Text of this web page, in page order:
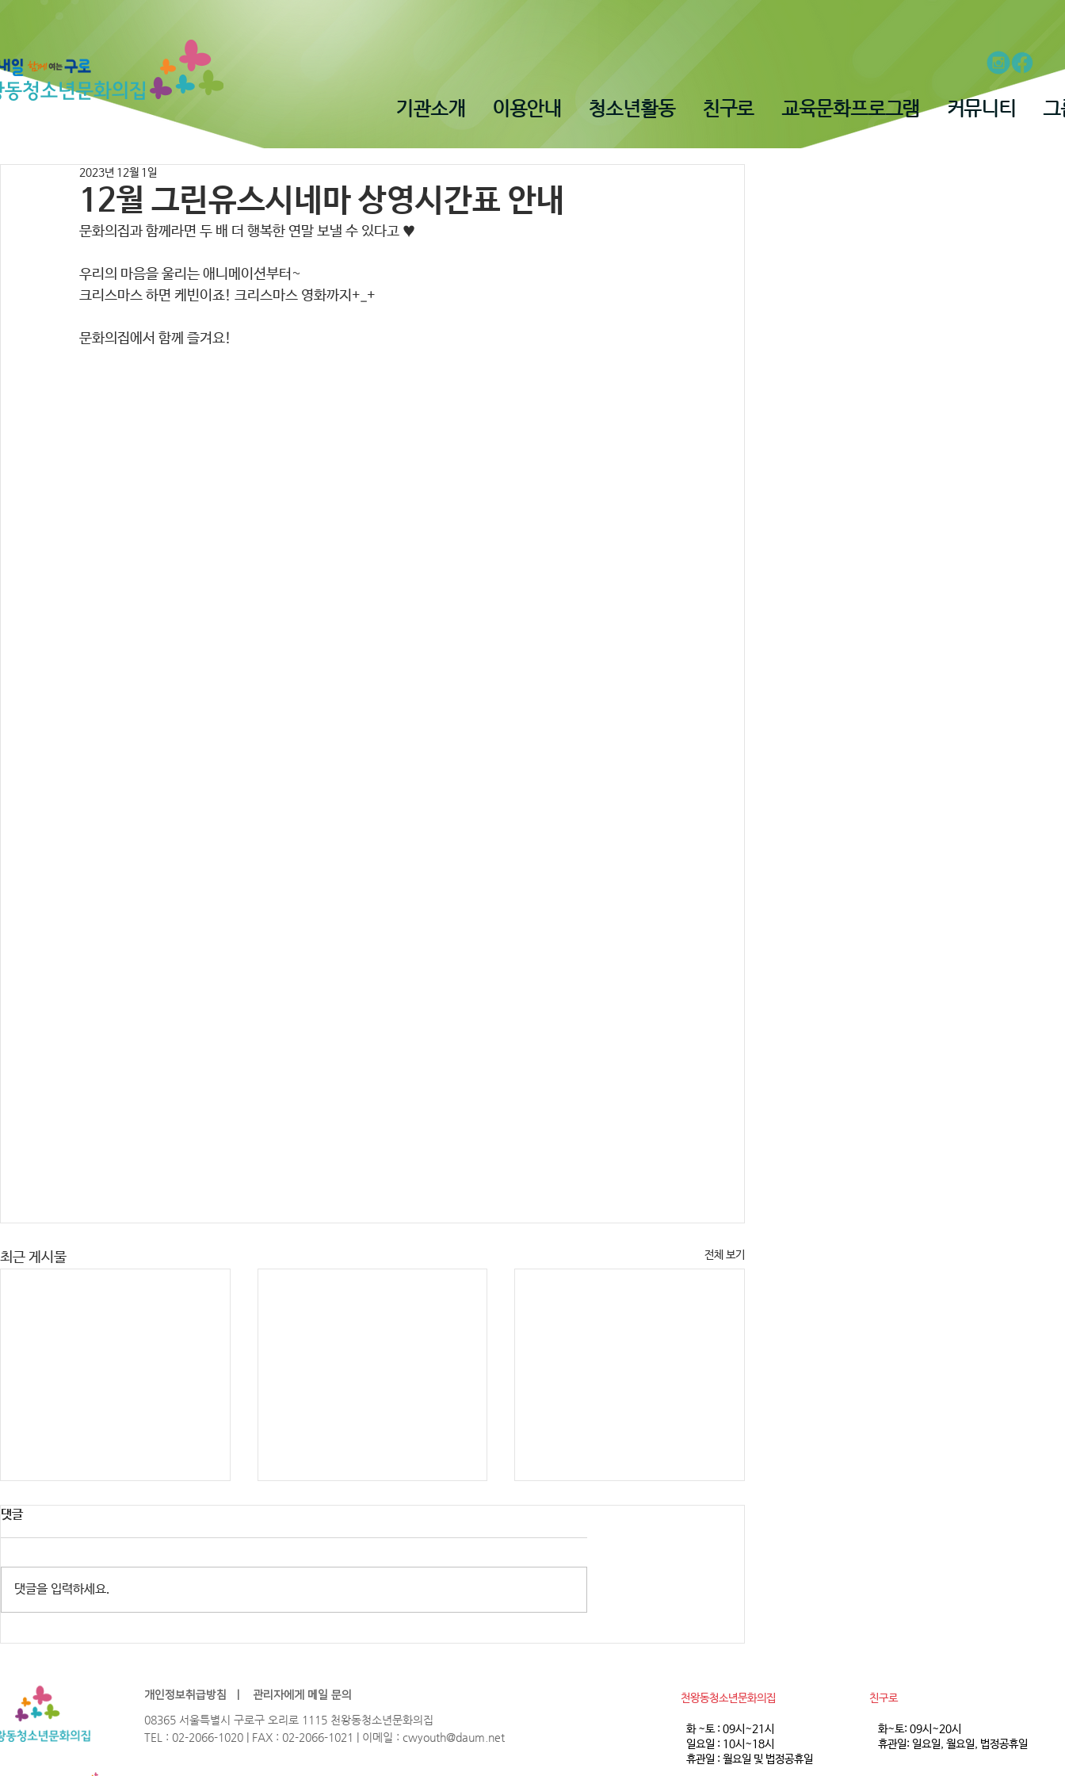
기관소개 이용안내 청소년활동 친구로 교육문화프로그램 커뮤니티 그
12월 그린유스시네마 상영시간표 안내
2023년 12월 1일
문화의집과 함께라면 두 배 더 행복한 연말 보낼 수 있다고 ♥
우리의 마음을 울리는 애니메이션부터~
크리스마스 하면 케빈이죠! 크리스마스 영화까지+_+
문화의집에서 함께 즐겨요!
최근 게시물 전체 보기
댓글
댓글을 입력하세요.
개인정보취급방침
관리자에게 메일 문의
08365 서울특별시 구로구 오리로 1115 천왕동청소년문화의집
TEL : 02-2066-1020 | FAX : 02-2066-1021 | 이메일 : cwyouth@daum.net
​천왕동청소년문화의집
화 ~토 : 09시~21시
일요일 : 10시~18시
휴관일 : 월요일 및 법정공휴일
친구로
화~토: 09시~20시
휴관일: 일요일, 월요일, 법정공휴일